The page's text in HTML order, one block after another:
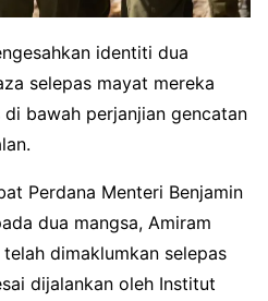
identiti dua
selepas mayat mereka
bawah perjanjian gencatan
Perdana Menteri Benjamin
dua mangsa, Amiram
dimaklumkan selepas
dijalankan oleh Institut